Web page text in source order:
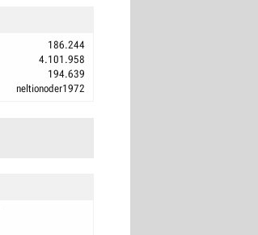
186.244
4.101.958
194.639
neltionoder1972